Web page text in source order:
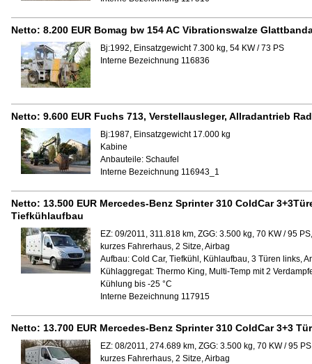
Netto: 8.200 EUR Bomag bw 154 AC Vibrationswalze
Bj:1992, Einsatzgewicht 7.300 kg, 54 KW / 73 PS
Interne Bezeichnung 116836
Netto: 9.600 EUR Fuchs 713, Verstellausleger, Allradantrieb
Bj:1987, Einsatzgewicht 17.000 kg
Kabine
Anbauteile: Schaufel
Interne Bezeichnung 116943_1
Netto: 13.500 EUR Mercedes-Benz Sprinter 310 ColdCar
Tiefkühlaufbau
EZ: 09/2011, 311.818 km, ZGG: 3.500 kg, 70 KW / 95
kurzes Fahrerhaus, 2 Sitze, Airbag
Aufbau: Cold Car, Tiefkühl, Kühlaufbau, 3 Türen links,
Kühlaggregat: Thermo King, Multi-Temp mit 2
Kühlung bis -25 °C
Interne Bezeichnung 117915
Netto: 13.700 EUR Mercedes-Benz Sprinter 310 ColdCar 3+3
EZ: 08/2011, 274.689 km, ZGG: 3.500 kg, 70 KW / 95
kurzes Fahrerhaus, 2 Sitze, Airbag